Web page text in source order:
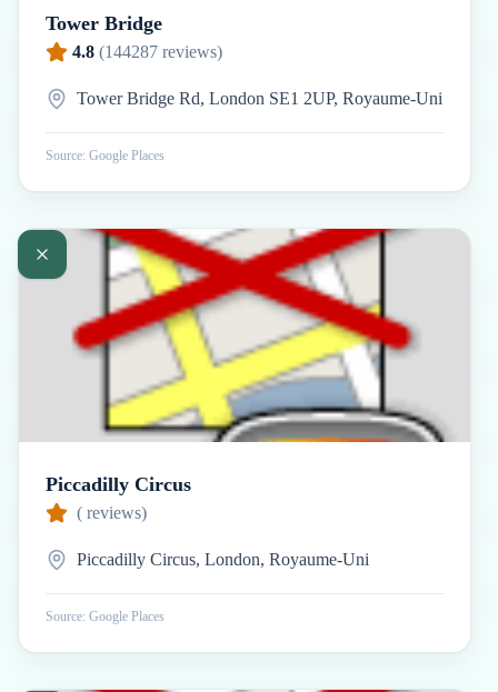
Tower Bridge
4.8 (144287 reviews)
Tower Bridge Rd, London SE1 2UP, Royaume-Uni
Source: Google Places
Piccadilly Circus
( reviews)
Piccadilly Circus, London, Royaume-Uni
Source: Google Places